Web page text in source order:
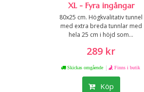
XL - Fyra ingångar
80x25 cm. Högkvalitativ tunnel
med extra breda tunnlar med
hela 25 cm i höjd som...
289 kr
Skickas omgående | Finns i butik
Köp